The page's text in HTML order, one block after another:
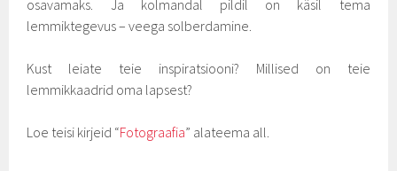
osavamaks. Ja kolmandal pildil on käsil tema
lemmiktegevus – veega solberdamine.
Kust leiate teie inspiratsiooni? Millised on teie
lemmikkaadrid oma lapsest?
Loe teisi kirjeid “Fotograafia” alateema all.